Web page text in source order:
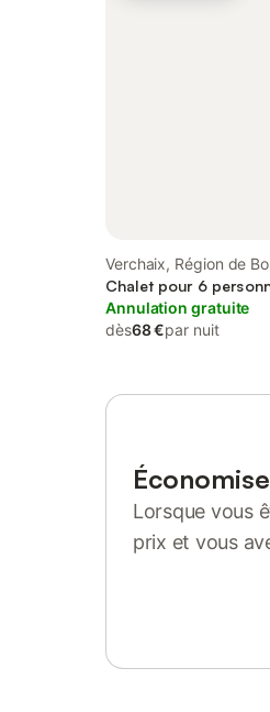
Verchaix, Région de
Chalet pour 6
Annulation gratuite
dès68 €par nuit
Lorsque vous
prix et vous